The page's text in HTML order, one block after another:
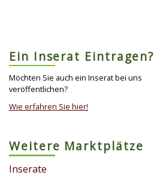
Ein Inserat Eintragen?
Möchten Sie auch ein Inserat bei uns
veröffentlichen?
Wie erfahren Sie hier!
Weitere Marktplätze
Inserate